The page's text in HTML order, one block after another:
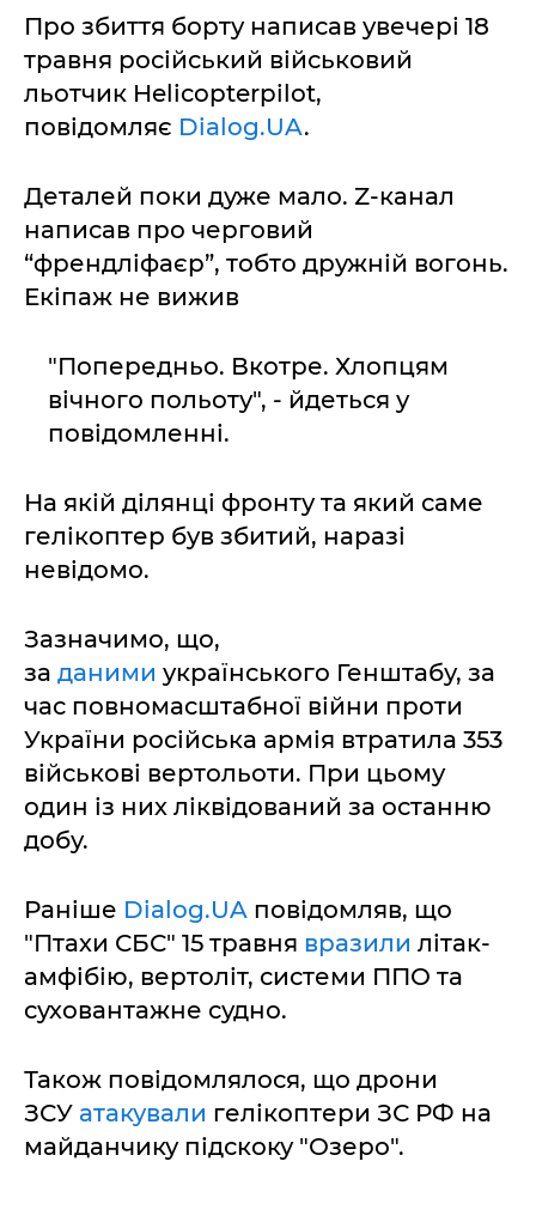
Про збиття борту написав увечері 18
травня російський військовий
льотчик Helicopterpilot,
повідомляє Dialog.UA.
Деталей поки дуже мало. Z-канал
написав про черговий
“френдліфаєр”, тобто дружній вогонь.
Екіпаж не вижив
"Попередньо. Вкотре. Хлопцям
вічного польоту", - йдеться у
повідомленні.
На якій ділянці фронту та який саме
гелікоптер був збитий, наразі
невідомо.
Зазначимо, що,
за даними українського Генштабу, за
час повномасштабної війни проти
України російська армія втратила 353
військові вертольоти. При цьому
один із них ліквідований за останню
добу.
Раніше Dialog.UA повідомляв, що
"Птахи СБС" 15 травня вразили літак-
амфібію, вертоліт, системи ППО та
суховантажне судно.
Також повідомлялося, що дрони
ЗСУ атакували гелікоптери ЗС РФ на
майданчику підскоку "Озеро".